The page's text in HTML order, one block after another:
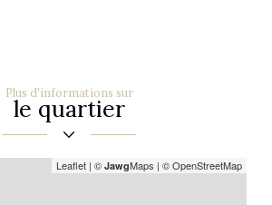
Plus d'informations sur
le quartier
Leaflet | © JawgMaps | © OpenStreetMap